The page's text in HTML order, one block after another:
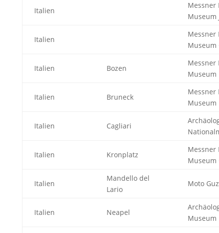
Italien
Messner
Museum
Italien
Messner
Museum
Italien Bozen
Messner
Museum
Italien Bruneck
Messner
Museum
Italien Cagliari
Italien Kronplatz
Messner
Museum
Italien
Mandello del
Lario
Moto
Italien Neapel
Museum